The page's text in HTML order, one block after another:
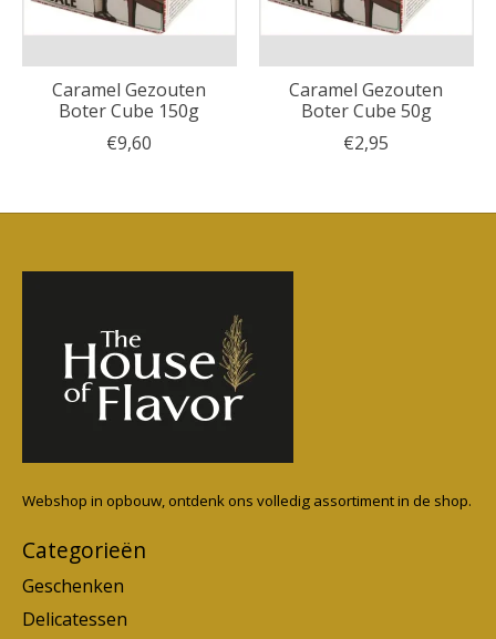
Caramel Gezouten
Boter Cube 150g
€9,60
Caramel Gezouten
Boter Cube 50g
€2,95
Webshop in opbouw, ontdenk ons volledig assortiment in de shop.
Categorieën
Geschenken
Delicatessen